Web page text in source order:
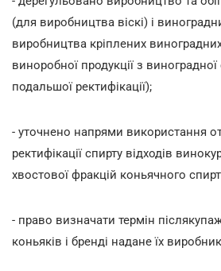
(для виробництва віскі) і
виробництва кріплених
виноробної продукції з
подальшої ректифікації);
- уточнено напрями використання
ректифікації спирту відходів
хвостової фракцій коньячного
- право визначати термін
коньяків і бренді надане їх